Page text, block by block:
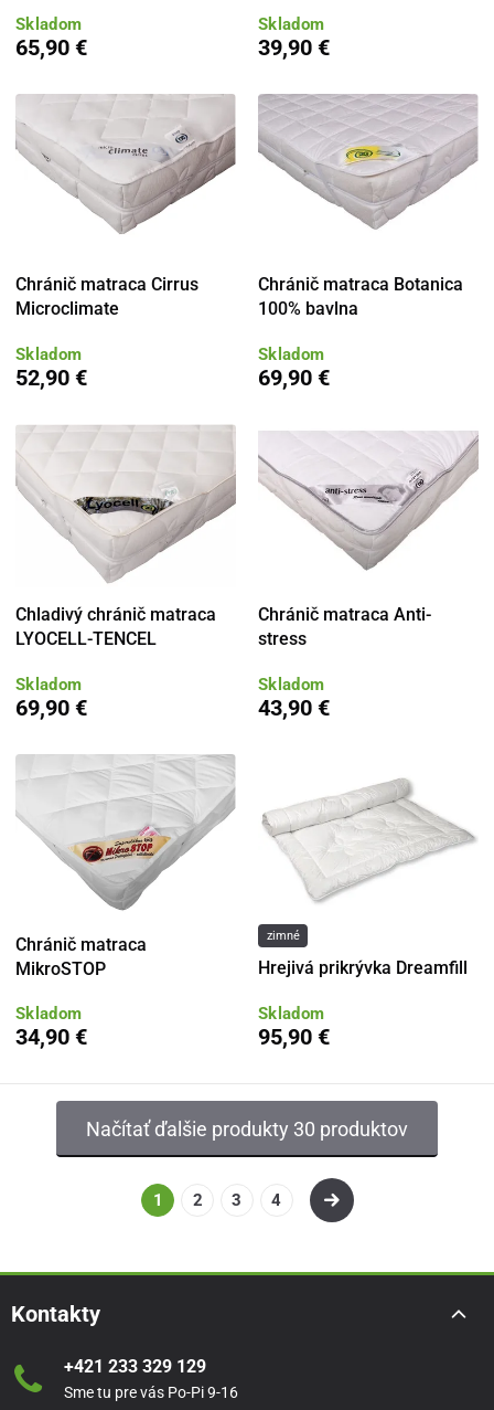
Skladom
65,90 €
Skladom
39,90 €
Chránič matraca Cirrus
Microclimate
Skladom
52,90 €
Chránič matraca Botanica
100% bavlna
Skladom
69,90 €
Chladivý chránič matraca
LYOCELL-TENCEL
Skladom
69,90 €
Chránič matraca Anti-
stress
Skladom
43,90 €
Chránič matraca
MikroSTOP
Skladom
34,90 €
zimné
Hrejivá prikrývka Dreamfill
Skladom
95,90 €
Načítať ďalšie produkty 30 produktov
1 2 3 4
Kontakty
+421 233 329 129
Sme tu pre vás Po-Pi 9-16